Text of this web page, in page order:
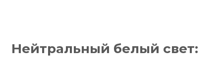
Нейтральный белый свет: